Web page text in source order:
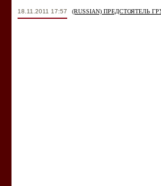
18.11.2011 17:57 (RUSSIAN) ПРЕДСТОЯТЕЛЬ